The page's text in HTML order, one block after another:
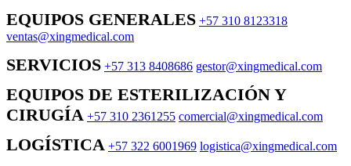
EQUIPOS GENERALES +57 310 8123318
ventas@xingmedical.com
SERVICIOS +57 313 8408686 gestor@xingmedical.com
EQUIPOS DE ESTERILIZACIÓN Y
CIRUGÍA +57 310 2361255 comercial@xingmedical.com
LOGÍSTICA +57 322 6001969 logistica@xingmedical.com